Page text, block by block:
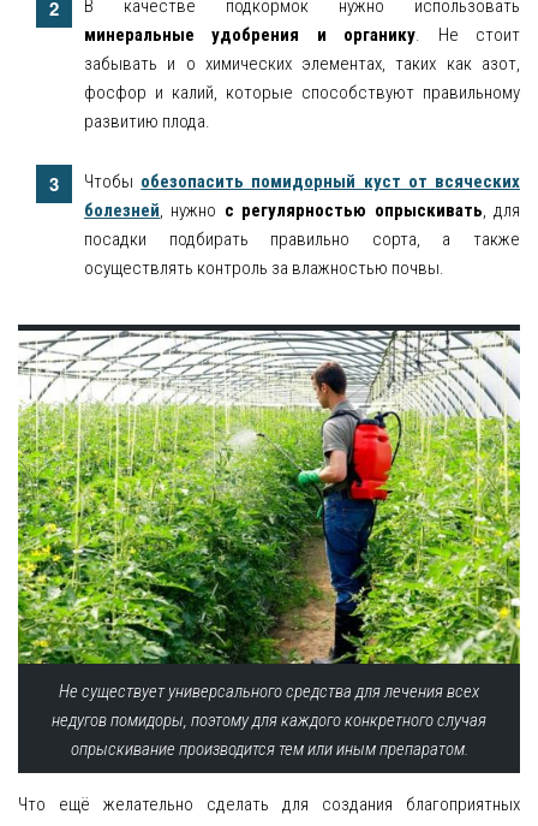
В качестве подкормок нужно использовать
минеральные удобрения и органику. Не стоит
забывать и о химических элементах, таких как азот,
фосфор и калий, которые способствуют правильному
развитию плода.
Чтобы обезопасить помидорный куст от всяческих
болезней, нужно с регулярностью опрыскивать, для
посадки подбирать правильно сорта, а также
осуществлять контроль за влажностью почвы.
Не существует универсального средства для лечения всех
недугов помидоры, поэтому для каждого конкретного случая
опрыскивание производится тем или иным препаратом.
Что ещё желательно сделать для создания благоприятных